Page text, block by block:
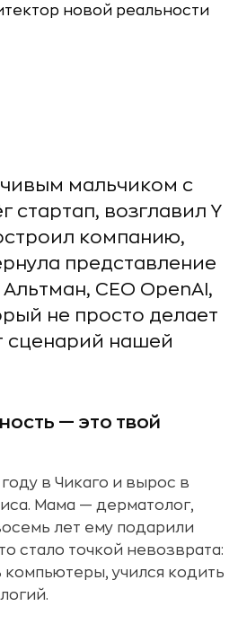
мальчиком с
стартап, возглавил Y
компанию,
представление
СЕО OpenAI,
не просто делает
сценарий нашей
— это твой
в Чикаго и вырос в
Мама — дерматолог,
лет ему подарили
стало точкой невозврата:
компьютеры, учился кодить